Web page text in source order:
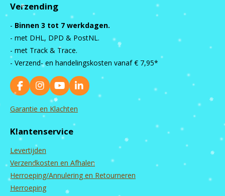
Verzending
- Binnen 3 tot 7 werkdagen.
- met DHL, DPD & PostNL.
- met Track & Trace.
- Verzend- en handelingskosten vanaf € 7,95*
F
a
c
o
o
k
I
n
s
g
a
m
Y
o
u
b
L
i
Garantie en Klachten
Klantenservice
Levertijden
Verzendkosten en Afhalen
Herroeping/Annulering en Retourneren
Herroeping